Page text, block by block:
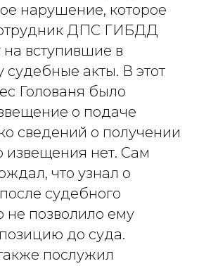
нарушение, которое
ДПС ГИБДД
вступившие в
судебные акты. В этот
Голованя было
о подаче
сведений о получении
извещения нет. Сам
что узнал о
судебного
не позволило ему
до суда.
послужил